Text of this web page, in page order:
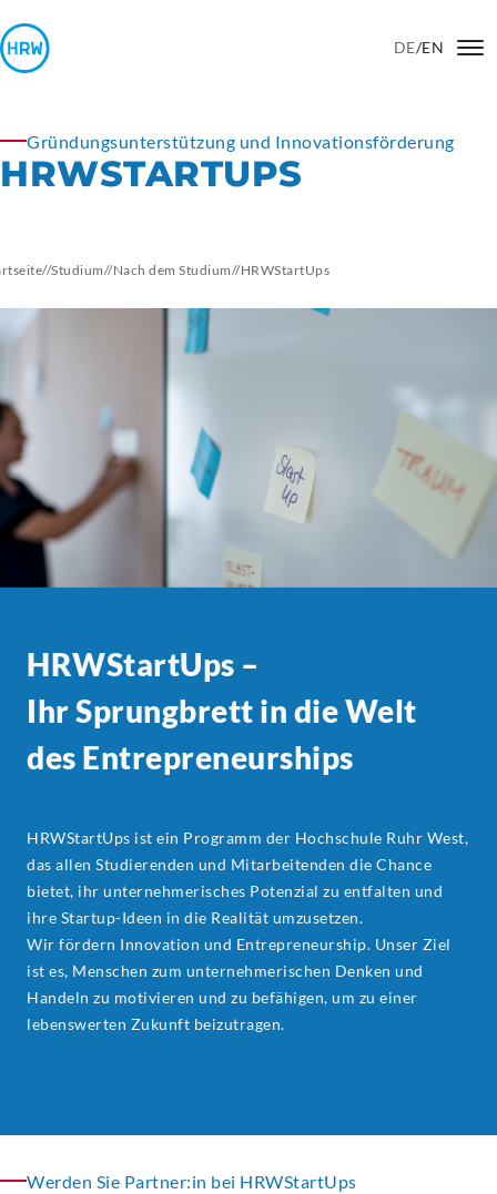
DE/EN
Gründungsunterstützung und Innovationsförderung
HRWSTARTUPS
//Studium//Nach dem Studium//HRWStartUps
HRWStartUps –
Ihr Sprungbrett in die Welt
des Entrepreneurships
HRWStartUps ist ein Programm der Hochschule Ruhr West,
das allen Studierenden und Mitarbeitenden die Chance
bietet, ihr unternehmerisches Potenzial zu entfalten und
ihre Startup-Ideen in die Realität umzusetzen.
Wir fördern Innovation und Entrepreneurship. Unser Ziel
ist es, Menschen zum unternehmerischen Denken und
Handeln zu motivieren und zu befähigen, um zu einer
lebenswerten Zukunft beizutragen.
Werden Sie Partner:in bei HRWStartUps